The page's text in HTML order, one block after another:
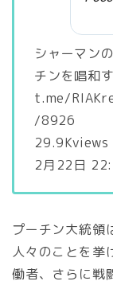
シャーマン
チンを唱和
t.me/
/8926
29.9Kviews
2月22日
プーチン大統領
人々のことを挙
働者、さらに戦